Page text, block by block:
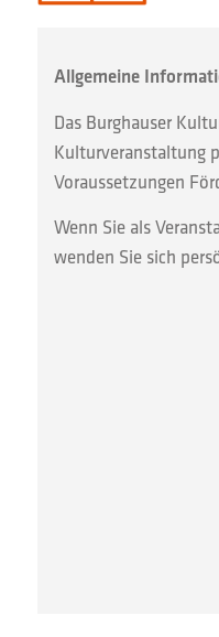
Allgemeine
Das Burghauser
Kulturveranstaltung
Voraussetzungen
Wenn Sie als
wenden Sie sich